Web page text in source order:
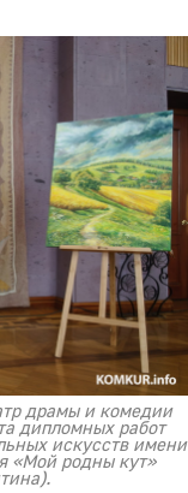
драмы и комедии
дипломных работ
искусств имени
«Мой родны кут»